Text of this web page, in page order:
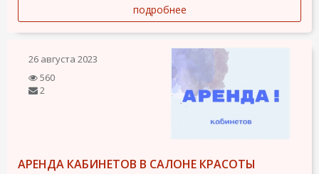
подробнее
26 августа 2023
560
2
АРЕНДА КАБИНЕТОВ В САЛОНЕ КРАСОТЫ